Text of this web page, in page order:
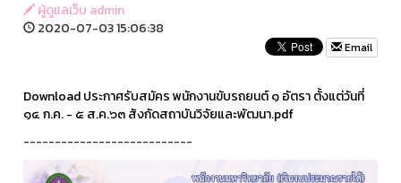
ผู้ดูแลเว็บ admin
2020-07-03 15:06:38
Email
Download ประกาศรับสมัคร พนักงานขับรถยนต์ ๑ อัตรา ตั้งแต่วันที่
๑๔ ก.ค. - ๕ ส.ค.๖๓ สังกัดสถาบันวิจัยและพัฒนา.pdf
---------------------------